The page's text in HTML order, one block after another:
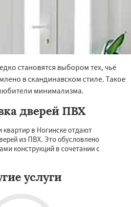
становятся выбором тех, чьё
в скандинавском стиле. Такое
минимализма.
дверей ПВХ
в Ногинске отдают
из ПВХ. Это обусловлено
конструкций в сочетании с
услуги